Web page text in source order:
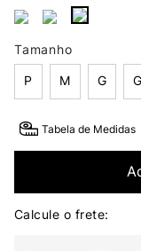
Tamanho
P M G
Tabela de Medidas